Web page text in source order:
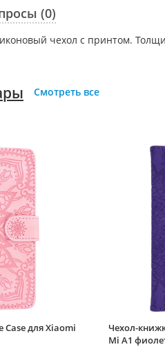
(0)
чехол с принтом.
Смотреть все
Case для Xiaomi
Чехол-
Mi A1